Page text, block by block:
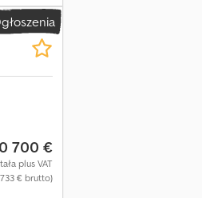
przed
i 2x7
W ramach
Apiokr
700 €
plus VAT
€ brutto)